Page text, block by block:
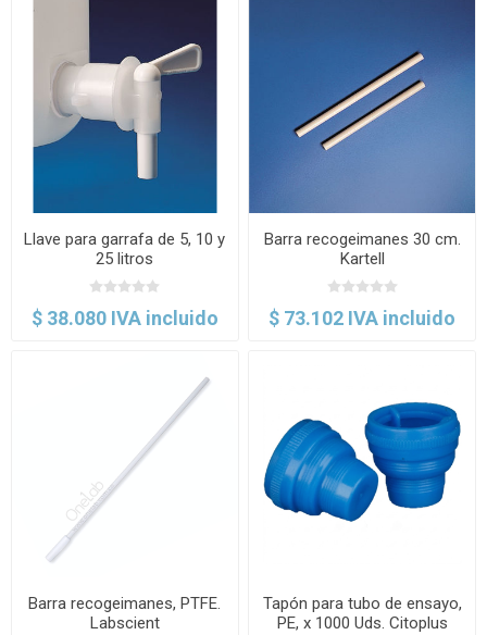
Llave para garrafa de 5, 10 y
25 litros
$ 38.080 IVA incluido
Barra recogeimanes 30 cm.
Kartell
$ 73.102 IVA incluido
Barra recogeimanes, PTFE.
Labscient
Tapón para tubo de ensayo,
PE, x 1000 Uds. Citoplus